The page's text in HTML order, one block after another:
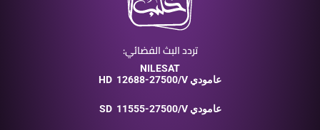
تردد البث الفضائي:
NILESAT
HD
12688-27500/V عامودي
SD 11555-27500/V عامودي